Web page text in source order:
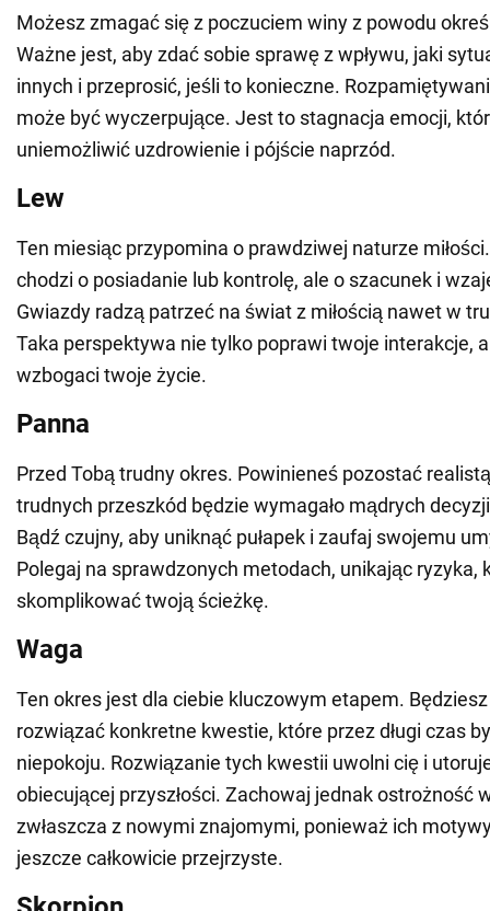
Możesz zmagać się z poczuciem winy z powodu
Ważne jest, aby zdać sobie sprawę z wpływu, jaki
innych i przeprosić, jeśli to konieczne.
może być wyczerpujące. Jest to stagnacja emocji,
uniemożliwić uzdrowienie i pójście naprzód.
Lew
Ten miesiąc przypomina o prawdziwej naturze
chodzi o posiadanie lub kontrolę, ale o szacunek i
Gwiazdy radzą patrzeć na świat z miłością nawet w
Taka perspektywa nie tylko poprawi twoje interakcje,
wzbogaci twoje życie.
Panna
Przed Tobą trudny okres. Powinieneś pozostać
trudnych przeszkód będzie wymagało mądrych
Bądź czujny, aby uniknąć pułapek i zaufaj swojemu
Polegaj na sprawdzonych metodach, unikając ryzyka,
skomplikować twoją ścieżkę.
Waga
Ten okres jest dla ciebie kluczowym etapem.
rozwiązać konkretne kwestie, które przez długi czas
niepokoju. Rozwiązanie tych kwestii uwolni cię i
obiecującej przyszłości. Zachowaj jednak ostrożność
zwłaszcza z nowymi znajomymi, ponieważ ich
jeszcze całkowicie przejrzyste.